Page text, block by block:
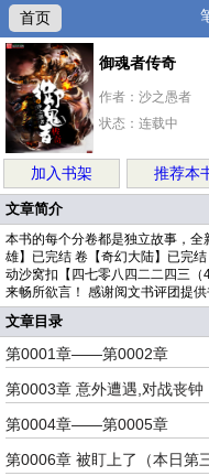
首页
御魂者传奇
作者：沙之愚者
状态：连载中
加入书架 推荐本
文章简介
本书的每个分卷都是独立故事，
雄】已完结 卷【奇幻大陆】已完
动沙窝扣【四七零八四二二四三
来畅所欲言！ 感谢阅文书评团提
文章目录
第0001章——第0002章
第0003章 意外遭遇,对战丧钟
第0004章——第0005章
第0006章 被盯上了（本日第